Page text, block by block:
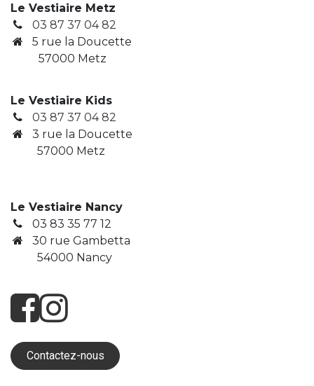
Le Vestiaire Metz
03 87 37 04 82
5 rue la Doucette
57000 Metz
Le Vestiaire Kids
03 87 37 04 82
3 rue la Doucette
​ 57000 Metz
Le Vestiaire Nancy
03 83 35 77 12
30 rue Gambetta
​ 54000 Nancy
Contactez-nous